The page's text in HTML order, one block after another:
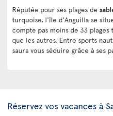
Réputée pour ses plages de
turquoise, l'île d'Anguilla se
compte pas moins de 33
que les autres. Entre sports
saura vous séduire grâce à ses
Réservez vos vacances à